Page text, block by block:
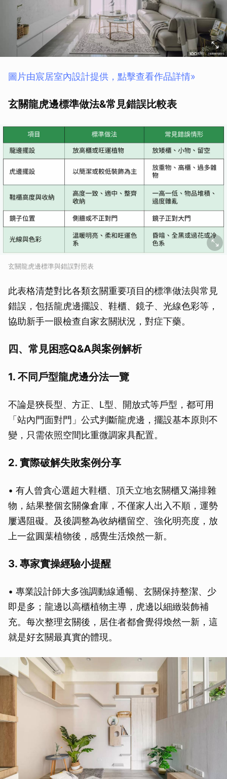
圖片由宸居室內設計提供，點擊查看作品詳情»
玄關龍虎邊標準做法&常見錯誤比較表
玄關龍虎邊標準與錯誤對照表
此表格清楚對比各類玄關重要項目的標準做法與常見
錯誤，包括龍虎邊擺設、鞋櫃、鏡子、光線色彩等，
協助新手一眼檢查自家玄關狀況，對症下藥。
四、常見困惑Q&A與案例解析
1. 不同戶型龍虎邊分法一覽
不論是狹長型、方正、L型、開放式等戶型，都可用
「站內門面對門」公式判斷龍虎邊，擺設基本原則不
變，只需依照空間比重微調家具配置。
2. 實際破解失敗案例分享
• 有人曾貪心選超大鞋櫃、頂天立地玄關櫃又滿排雜
物，結果整個玄關像倉庫，不僅家人出入不順，運勢
屢遇阻礙。及後調整為收納櫃留空、強化明亮度，放
上一盆圓葉植物後，感覺生活煥然一新。
3. 專家實操經驗小提醒
• 專業設計師大多強調動線通暢、玄關保持整潔、少
即是多；龍邊以高櫃植物主導，虎邊以細緻裝飾補
充。每次整理玄關後，居住者都會覺得煥然一新，這
就是好玄關最真實的體現。